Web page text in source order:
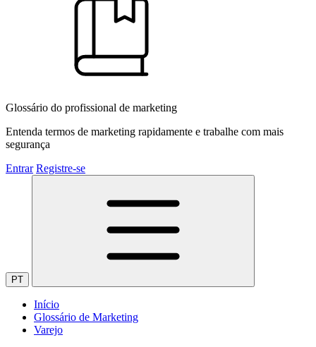
Glossário do profissional de marketing
Entenda termos de marketing rapidamente e trabalhe com mais
segurança
Entrar Registre-se
PT
Início
Glossário de Marketing
Varejo